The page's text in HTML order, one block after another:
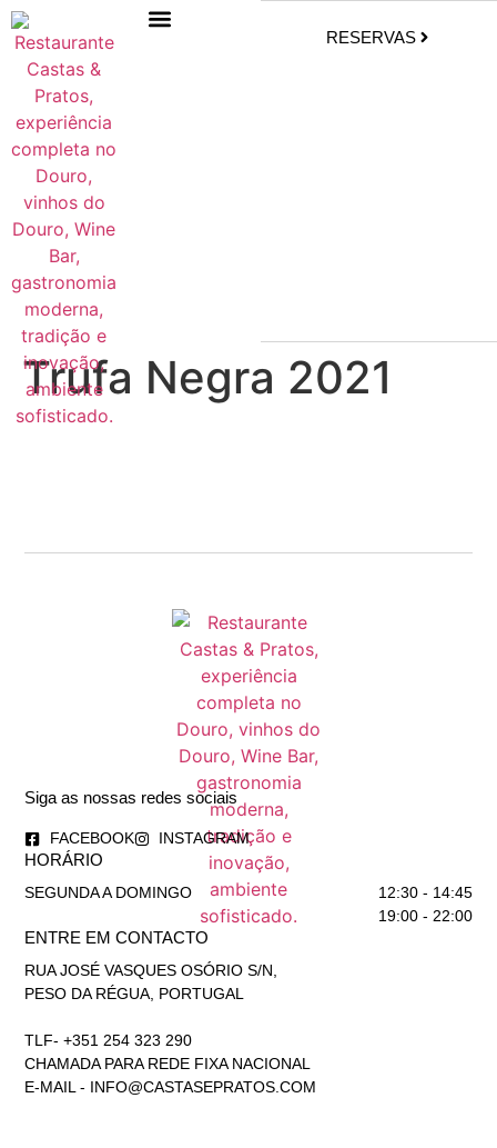
RESERVAS
Trufa Negra 2021
Siga as nossas redes sociais
FACEBOOK INSTAGRAM
HORÁRIO
SEGUNDA A DOMINGO
12:30 - 14:45
19:00 - 22:00
ENTRE EM CONTACTO
RUA JOSÉ VASQUES OSÓRIO S/N,
PESO DA RÉGUA, PORTUGAL
TLF- +351 254 323 290
CHAMADA PARA REDE FIXA NACIONAL
E-MAIL - INFO@CASTASEPRATOS.COM